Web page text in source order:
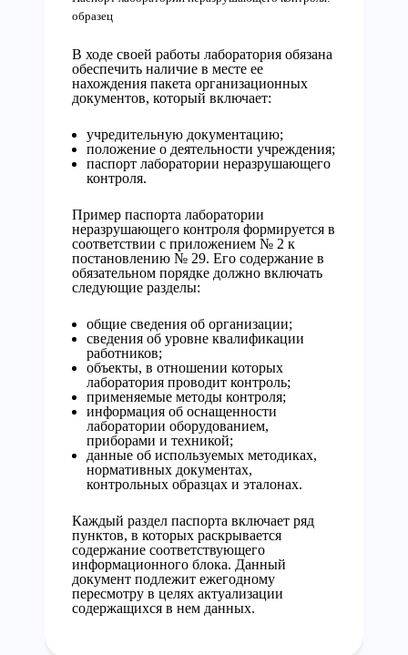
образец
В ходе своей работы лаборатория обязана
обеспечить наличие в месте ее
нахождения пакета организационных
документов, который включает:
учредительную документацию;
положение о деятельности учреждения;
паспорт лаборатории неразрушающего
контроля.
Пример паспорта лаборатории
неразрушающего контроля формируется в
соответствии с приложением № 2 к
постановлению № 29. Его содержание в
обязательном порядке должно включать
следующие разделы:
общие сведения об организации;
сведения об уровне квалификации
работников;
объекты, в отношении которых
лаборатория проводит контроль;
применяемые методы контроля;
информация об оснащенности
лаборатории оборудованием,
приборами и техникой;
данные об используемых методиках,
нормативных документах,
контрольных образцах и эталонах.
Каждый раздел паспорта включает ряд
пунктов, в которых раскрывается
содержание соответствующего
информационного блока. Данный
документ подлежит ежегодному
пересмотру в целях актуализации
содержащихся в нем данных.